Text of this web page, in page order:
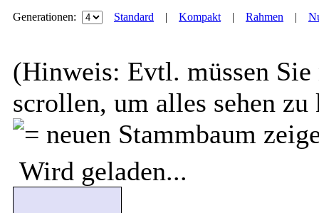
Generationen: Standard | Kompakt| Rahmen |
(Hinweis: Evtl. müssen Sie
scrollen, um alles sehen
Wird geladen...